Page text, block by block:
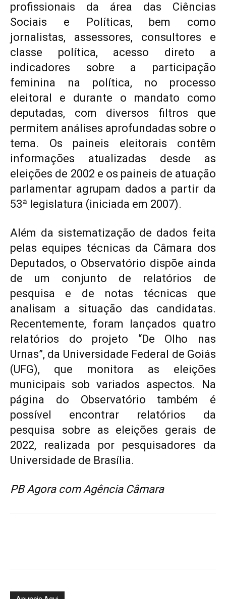
profissionais da área das Ciências
Sociais e Políticas, bem como
jornalistas, assessores, consultores e
classe política, acesso direto a
indicadores sobre a participação
feminina na política, no processo
eleitoral e durante o mandato como
deputadas, com diversos filtros que
permitem análises aprofundadas sobre o
tema. Os paineis eleitorais contêm
informações atualizadas desde as
eleições de 2002 e os paineis de atuação
parlamentar agrupam dados a partir da
53ª legislatura (iniciada em 2007).
Além da sistematização de dados feita
pelas equipes técnicas da Câmara dos
Deputados, o Observatório dispõe ainda
de um conjunto de relatórios de
pesquisa e de notas técnicas que
analisam a situação das candidatas.
Recentemente, foram lançados quatro
relatórios do projeto “De Olho nas
Urnas”, da Universidade Federal de Goiás
(UFG), que monitora as eleições
municipais sob variados aspectos. Na
página do Observatório também é
possível encontrar relatórios da
pesquisa sobre as eleições gerais de
2022, realizada por pesquisadores da
Universidade de Brasília.
PB Agora com Agência Câmara